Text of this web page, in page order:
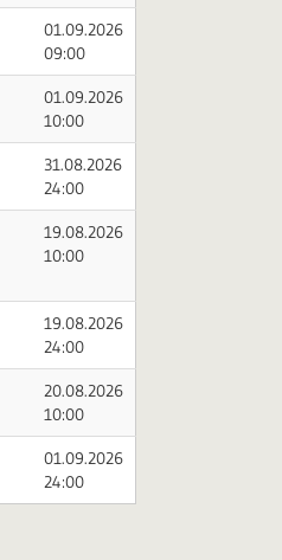
01.09.2026
09:00
01.09.2026
10:00
31.08.2026
24:00
19.08.2026
10:00
19.08.2026
24:00
20.08.2026
10:00
01.09.2026
24:00